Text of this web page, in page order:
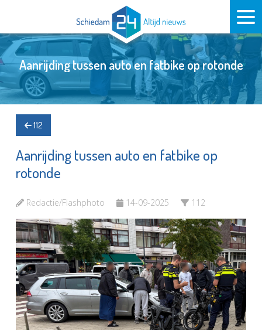
Aanrijding tussen auto en fatbike op rotonde
112
Aanrijding tussen auto en fatbike op
rotonde
Redactie/Flashphoto 14-09-2025 112